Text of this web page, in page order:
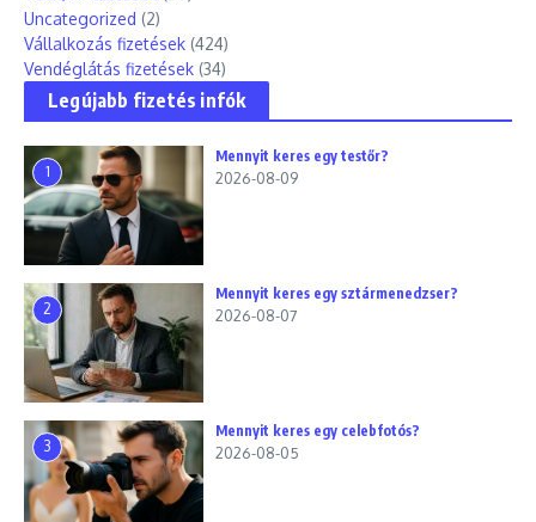
Uncategorized (2)
Vállalkozás fizetések (424)
Vendéglátás fizetések (34)
Legújabb fizetés infók
1
Mennyit keres egy testőr?
2026-08-09
2
Mennyit keres egy sztármenedzser?
2026-08-07
3
Mennyit keres egy celebfotós?
2026-08-05